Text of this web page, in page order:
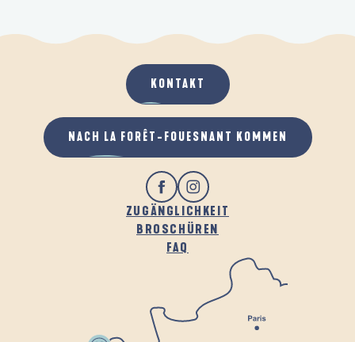
ZUGÄNGLICHKEIT
BROSCHÜREN
FAQ
KONTAKT
NACH LA FORÊT-FOUESNANT KOMMEN